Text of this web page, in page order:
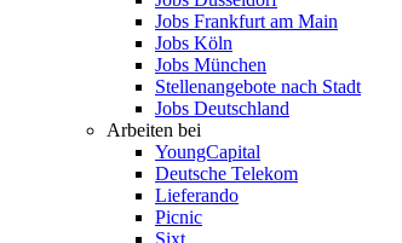
Jobs Frankfurt am Main
Jobs Köln
Jobs München
Stellenangebote nach Stadt
Jobs Deutschland
Arbeiten bei
YoungCapital
Deutsche Telekom
Lieferando
Picnic
Sixt